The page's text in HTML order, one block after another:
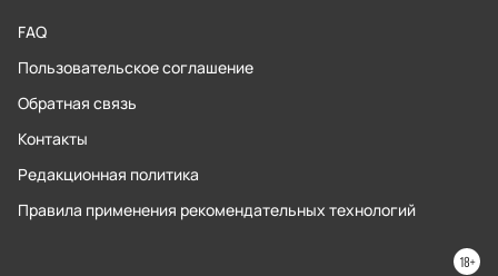
FAQ
Пользовательское соглашение
Обратная связь
Контакты
Редакционная политика
Правила применения рекомендательных технологий